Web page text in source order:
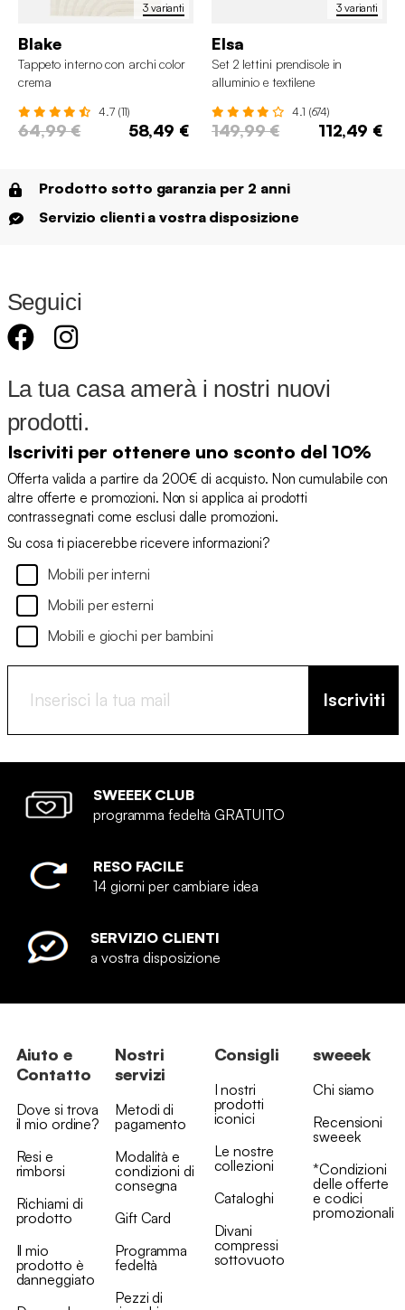
3 varianti
Blake
Tappeto interno con archi color
crema
4.7 (11)
64,99 € 58,49 €
3 varianti
Elsa
Set 2 lettini prendisole in
alluminio e textilene
4.1 (674)
149,99 € 112,49 €
Prodotto sotto garanzia per 2 anni
Servizio clienti a vostra disposizione
Seguici
La tua casa amerà i nostri nuovi
prodotti.
Iscriviti per ottenere uno sconto del 10%
Offerta valida a partire da 200€ di acquisto. Non cumulabile con
altre offerte e promozioni. Non si applica ai prodotti
contrassegnati come esclusi dalle promozioni.
Su cosa ti piacerebbe ricevere informazioni?
Mobili per interni
Mobili per esterni
Mobili e giochi per bambini
Iscriviti
SWEEEK CLUB
programma fedeltà GRATUITO
RESO FACILE
14 giorni per cambiare idea
SERVIZIO CLIENTI
a vostra disposizione
Aiuto e
Contatto
Dove si trova
il mio ordine?
Resi e
rimborsi
Richiami di
prodotto
Il mio
prodotto è
danneggiato
Nostri
servizi
Metodi di
pagamento
Modalità e
condizioni di
consegna
Gift Card
Programma
fedeltà
Pezzi di
Consigli
I nostri
prodotti
iconici
Le nostre
collezioni
Cataloghi
Divani
compressi
sottovuoto
sweeek
Chi siamo
Recensioni
sweeek
*Condizioni
delle offerte
e codici
promozionali